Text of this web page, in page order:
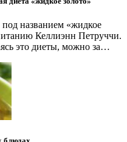
названием «жидкое
Келлиэнн Петруччи.
это диеты, можно за…